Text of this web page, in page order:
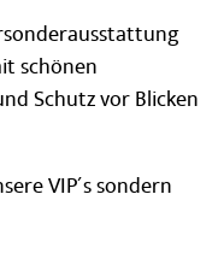
schönen
Schutz vor Blicken
VIP´s sondern